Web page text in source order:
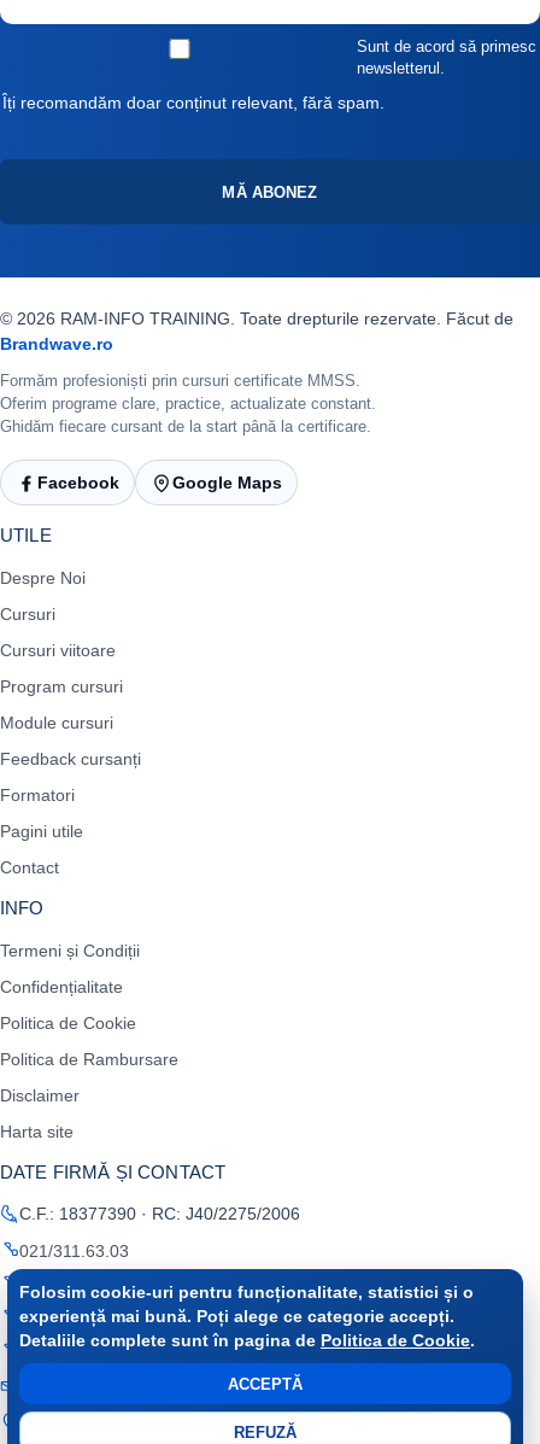
Folosim cookie-uri pentru funcționalitate, statistici și o
experiență mai bună. Poți alege ce categorie accepți.
Detaliile complete sunt în pagina de Politica de Cookie.
ACCEPTĂ
REFUZĂ
Sunt de acord să primesc
newsletterul.
Îți recomandăm doar conținut relevant, fără spam.
MĂ ABONEZ
© 2026 RAM-INFO TRAINING. Toate drepturile rezervate. Făcut de
Brandwave.ro
Formăm profesioniști prin cursuri certificate MMSS.
Oferim programe clare, practice, actualizate constant.
Ghidăm fiecare cursant de la start până la certificare.
Facebook Google Maps
UTILE
Despre Noi
Cursuri
Cursuri viitoare
Program cursuri
Module cursuri
Feedback cursanți
Formatori
Pagini utile
Contact
INFO
Termeni și Condiții
Confidențialitate
Politica de Cookie
Politica de Rambursare
Disclaimer
Harta site
DATE FIRMĂ ȘI CONTACT
C.F.: 18377390 · RC: J40/2275/2006
021/311.63.03
0722 675 316
0787 510 040
0723 163 926
București, Sector 2, Soseaua Colentina, nr. 2A